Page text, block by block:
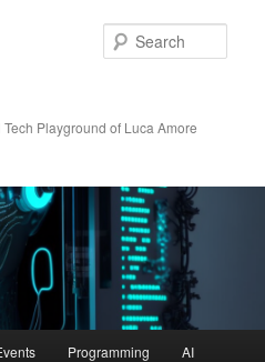
Playground of Luca Amore
Programming AI